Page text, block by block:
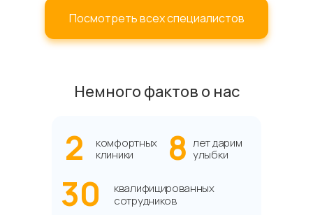
Посмотреть всех специалистов
Немного фактов о нас
комфортных
клиники
квалифицированных
сотрудников
лет дарим
улыбки
2
8
30